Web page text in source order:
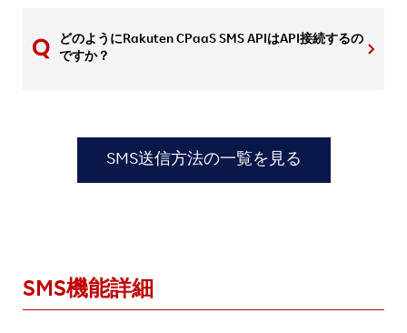
どのようにRakuten CPaaS SMS APIはAPI接続するの
ですか？
SMS送信方法の一覧を見る
SMS機能詳細